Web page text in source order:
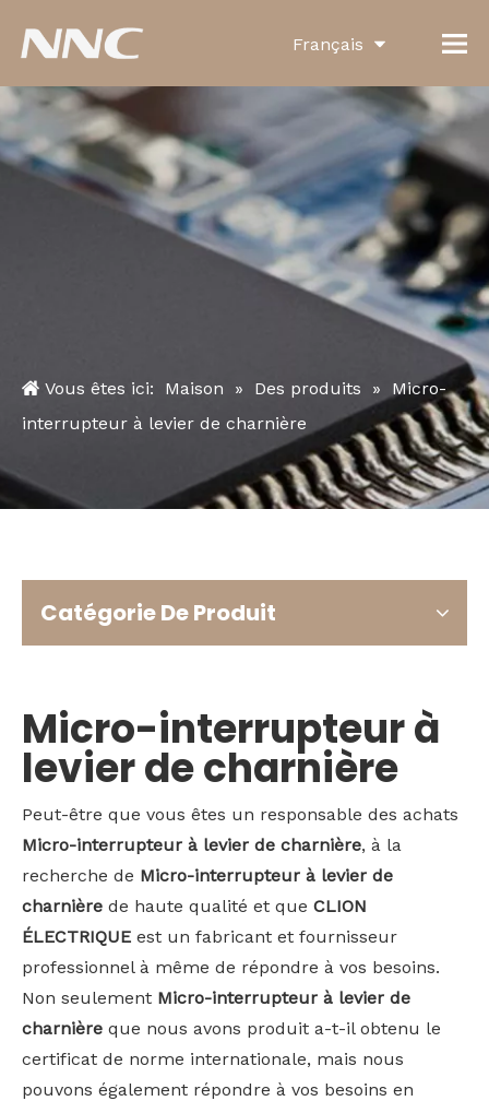
Français
English
العربية
Pусский
Español
Português
Deutsch
한국어
Türk dili
Vous êtes ici: Maison » Des produits »
Micro-
interrupteur à levier de charnière
Catégorie De Produit
Micro-interrupteur à
levier de charnière
Peut-être que vous êtes un responsable des achats
Micro-interrupteur à levier de charnière, à la
recherche de Micro-interrupteur à levier de
charnière de haute qualité et que CLION
ÉLECTRIQUE est un fabricant et fournisseur
professionnel à même de répondre à vos besoins.
Non seulement Micro-interrupteur à levier de
charnière que nous avons produit a-t-il obtenu le
certificat de norme internationale, mais nous
pouvons également répondre à vos besoins en